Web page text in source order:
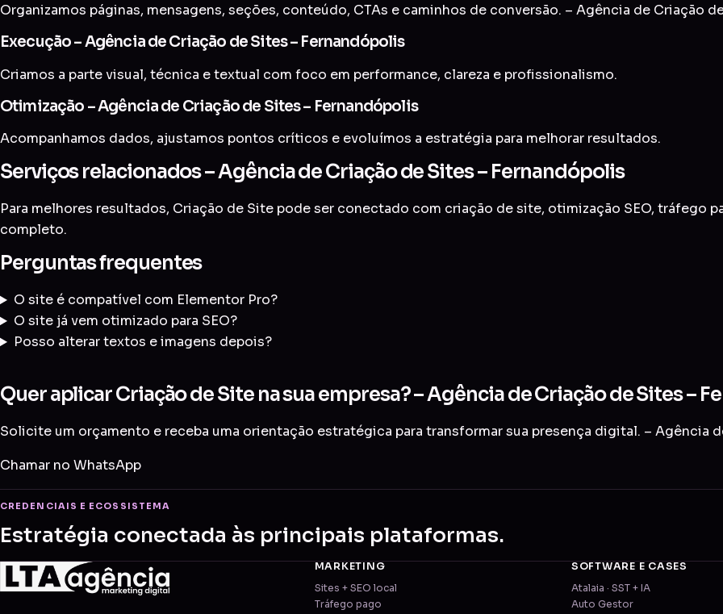
Organizamos páginas, mensagens, seções, conteúdo, CTAs e caminhos de conversão. – Agência de Criação
Execução – Agência de Criação de Sites – Fernandópolis
Criamos a parte visual, técnica e textual com foco em performance, clareza e profissionalismo.
Otimização – Agência de Criação de Sites – Fernandópolis
Acompanhamos dados, ajustamos pontos críticos e evoluímos a estratégia para melhorar resultados.
Serviços relacionados – Agência de Criação de Sites – Fernandópolis
Para melhores resultados, Criação de Site pode ser conectado com criação de site, otimização SEO, tráfego
completo.
Perguntas frequentes
O site é compatível com Elementor Pro?
O site já vem otimizado para SEO?
Posso alterar textos e imagens depois?
Quer aplicar Criação de Site na sua empresa? – Agência de Criação de Sites –
Solicite um orçamento e receba uma orientação estratégica para transformar sua presença digital. – Agência
Chamar no WhatsApp
CREDENCIAIS E ECOSSISTEMA
Estratégia conectada às principais plataformas.
MARKETING
Sites + SEO local
Tráfego pago
SOFTWARE E CASES
Atalaia · SST + IA
Auto Gestor